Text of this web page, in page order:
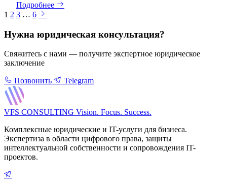
Подробнее
Навигация
1 2 3 … 6
Нужна юридическая консультация?
Свяжитесь с нами — получите экспертное юридическое
заключение
Позвонить Telegram
VFS CONSULTING Vision. Focus. Success.
Комплексные юридические и IT-услуги для бизнеса.
Экспертиза в области цифрового права, защиты
интеллектуальной собственности и сопровождения IT-
проектов.